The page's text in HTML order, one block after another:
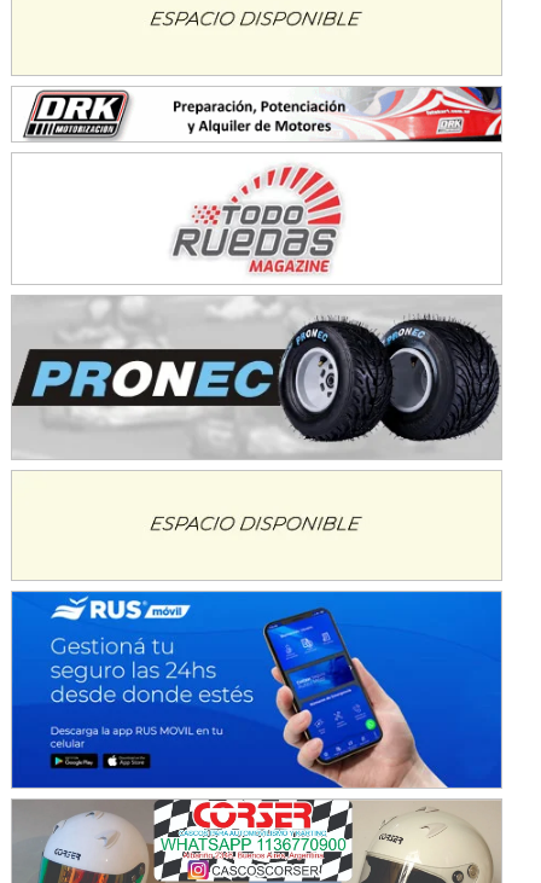
Trenque Lauquen (Buenos Aires)
ENTRERRIANO - F6 (POSTERGADA)
Parque de la Velocidad (Asfalto)
PATAGONICO - F6
Moto Club Reginense (Tierra)
Gral. E. Godoy (Río Negro)
CSK - F7
Juventud Unida (Tierra)
Ciudad de Avellaneda (Asfalto)
SUR SANTAFESINO - F4
José Samuel Sánchez (Tierra)
Rufino (Santa Fe)
TUCUMANO - F5
Juan Navarro (Asfalto)
El Timbó (Tucumán)